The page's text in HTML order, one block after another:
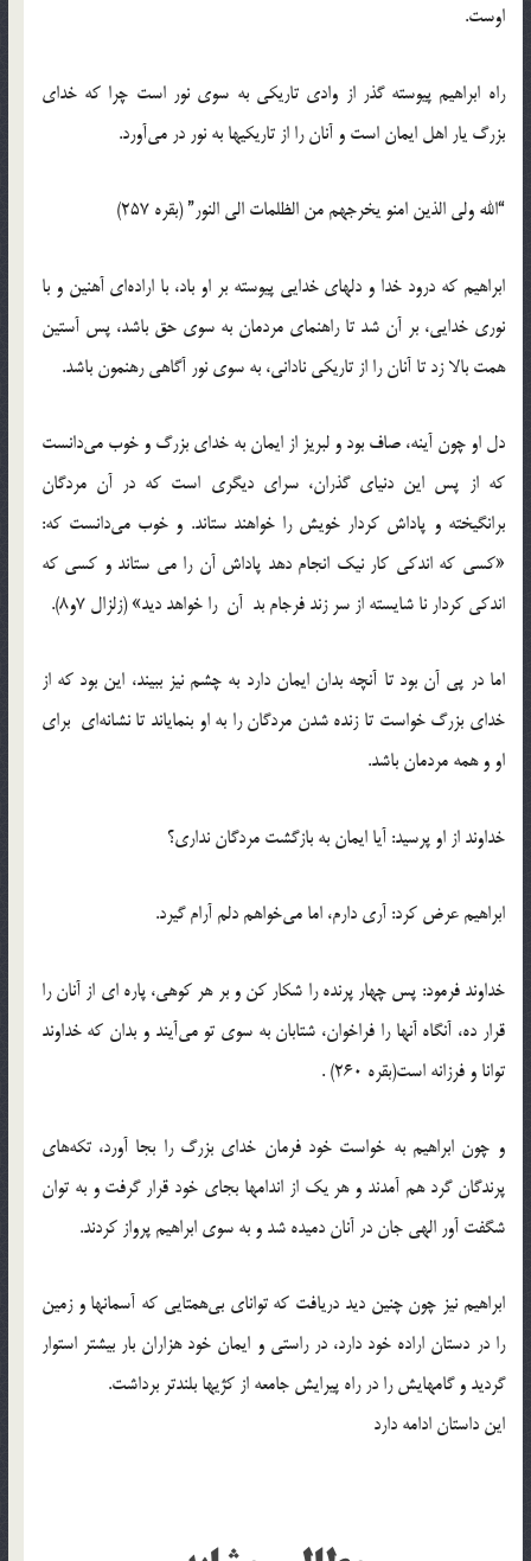
اوست.
راه ابراهيم پيوسته گذر از وادي تاريکي به سوي نور است چرا که خداي
بزرگ يار اهل ايمان است و آنان را از تاريكيها به نور در مي‌آورد.
“الله ولي الذين امنو يخرجهم من الظلمات الي النور” (بقره 257)
ابراهيم که درود خدا و دلهاي خدايي پيوسته بر او باد، با اراده‌اي آهنين و با
نوري خدايي، بر آن شد تا راهنماي مردمان به سوي حق باشد، پس آستين
همت بالا زد تا آنان را از تاريکي ناداني، به سوي نور آگاهي رهنمون باشد.
دل او چون آينه، صاف بود و لبريز از ايمان به خداي بزرگ و خوب مي‌دانست
که از پس اين دنياي گذران، سراي ديگري است که در آن مردگان
برانگيخته و پاداش کردار خويش را خواهند ستاند. و خوب مي‌دانست كه:
«کسي که اندکي کار نيک انجام دهد پاداش آن را مي ستاند و کسي که
اندکي کردار نا شايسته از سر زند فرجام بد آن را خواهد ديد» (زلزال 7و8).
اما در پي آن بود تا آنچه بدان ايمان دارد به چشم نيز ببيند، اين بود كه از
خداي بزرگ خواست تا زنده شدن مردگان را به او بنماياند تا نشانه‌اي براي
او و همه مردمان باشد.
خداوند از او پرسيد: آيا ايمان به بازگشت مردگان نداري؟
ابراهيم عرض کرد: آري دارم، اما مي‌خواهم دلم آرام گيرد.
خداوند فرمود: پس چهار پرنده را شكار كن و بر هر کوهي، پاره اي از آنان را
قرار ده، آنگاه آنها را فراخوان، شتابان به سوي تو مي‌آيند و بدان که خداوند
توانا و فرزانه است(بقره 260) .
و چون ابراهيم به خواست خود فرمان خداي بزرگ را بجا آورد، تکه‌هاي
پرندگان گرد هم آمدند و هر يک از اندامها بجاي خود قرار گرفت و به توان
شگفت آور الهي جان در آنان دميده شد و به سوي ابراهيم پرواز کردند.
ابراهيم نيز چون چنين ديد دريافت که تواناي بي‌همتايي که آسمانها و زمين
را در دستان اراده خود دارد، در راستي و ايمان خود هزاران بار بيشتر استوار
گرديد و گامهايش را در راه پيرايش جامعه از کژيها بلندتر برداشت.
اين داستان ادامه دارد